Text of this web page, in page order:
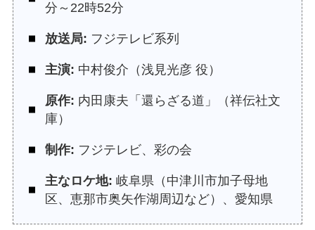
分～22時52分
放送局: フジテレビ系列
主演: 中村俊介（浅見光彦 役）
原作: 内田康夫「還らざる道」（祥伝社文
庫）
制作: フジテレビ、彩の会
主なロケ地: 岐阜県（中津川市加子母地
区、恵那市奥矢作湖周辺など）、愛知県